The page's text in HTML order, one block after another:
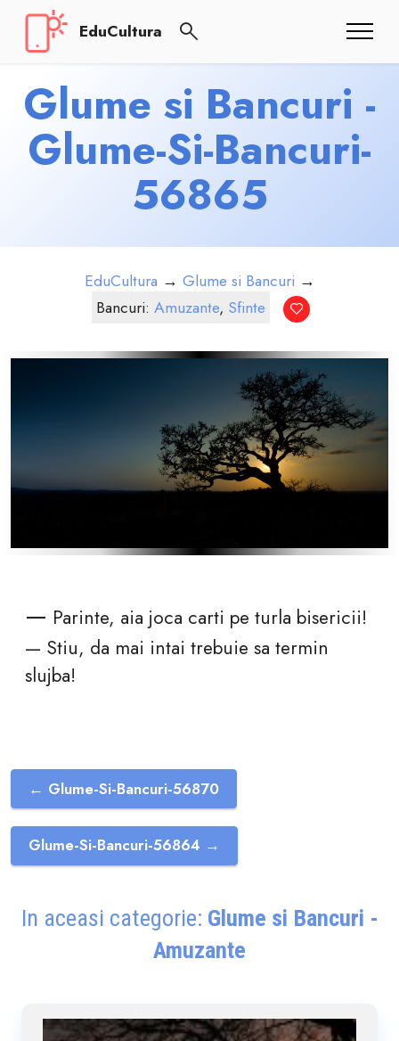
EduCultura
Glume si Bancuri -
Glume-Si-Bancuri-
56865
EduCultura → Glume si Bancuri →
Bancuri:Amuzante, Sfinte
— Parinte, aia joca carti pe turla bisericii!
— Stiu, da mai intai trebuie sa termin
slujba!
← Glume-Si-Bancuri-56870
Glume-Si-Bancuri-56864 →
In aceasi categorie: Glume si Bancuri -
Amuzante